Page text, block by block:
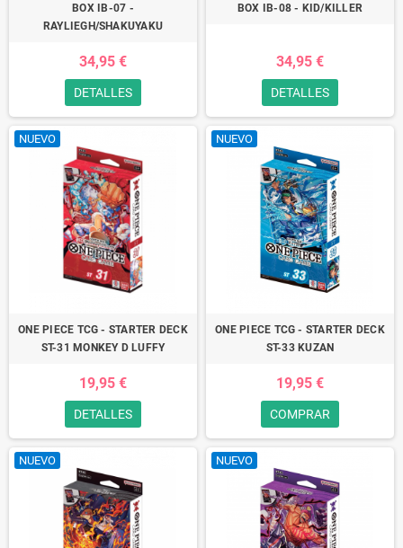
BOX IB-07 -
RAYLIEGH/SHAKUYAKU
34,95 €
DETALLES
BOX IB-08 - KID/KILLER
34,95 €
DETALLES
NUEVO
ONE PIECE TCG - STARTER DECK
ST-31 MONKEY D LUFFY
19,95 €
DETALLES
NUEVO
ONE PIECE TCG - STARTER DECK
ST-33 KUZAN
19,95 €
COMPRAR
NUEVO NUEVO